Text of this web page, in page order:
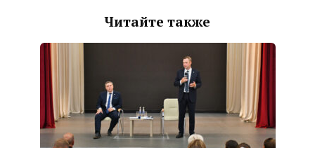
Читайте также